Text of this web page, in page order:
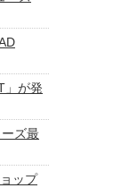
」が発
ズ最
ップ